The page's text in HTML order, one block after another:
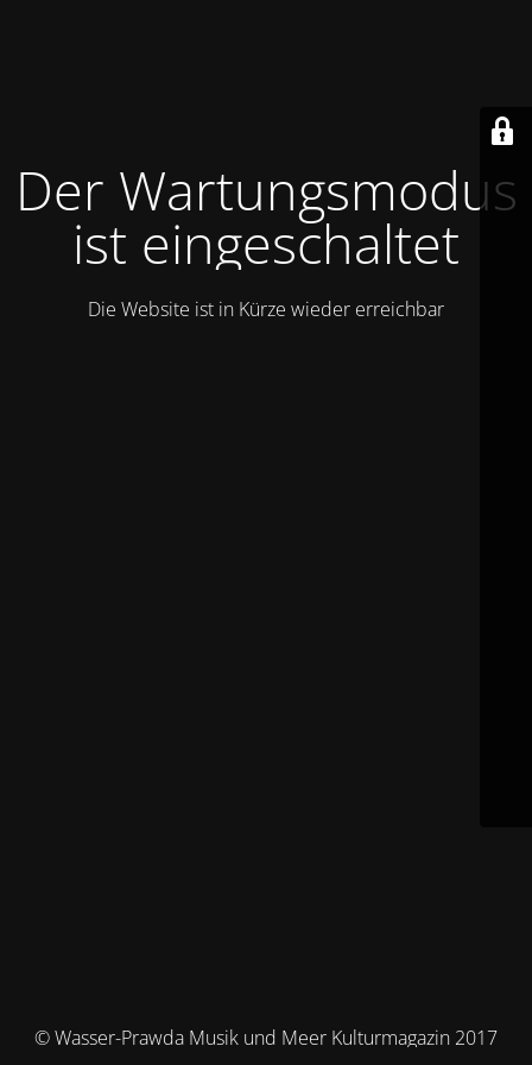
Der Wartungsmodus
ist eingeschaltet
Die Website ist in Kürze wieder erreichbar
© Wasser-Prawda Musik und Meer Kulturmagazin 2017